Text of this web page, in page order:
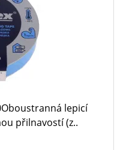
lepicí
přilnavostí (z..